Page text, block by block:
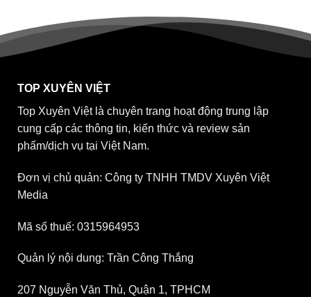
TOP XUYÊN VIỆT
Top Xuyên Việt là chuyên trang hoạt động trung lập
cung cấp các thông tin, kiến thức và review sản
phẩm/dịch vụ tại Việt Nam.
Đơn vị chủ quản: Công ty TNHH TMDV Xuyên Việt
Media
Mã số thuế: 0315964953
Quản lý nội dung: Trần Công Thắng
207 Nguyễn Văn Thủ, Quận 1, TPHCM